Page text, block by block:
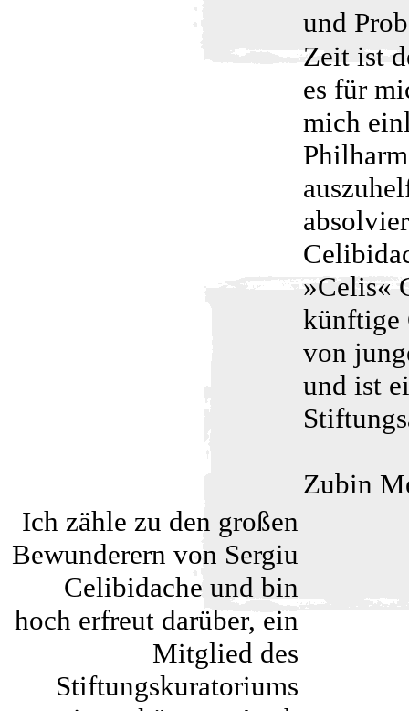
und
Zeit ist
es für
mich
»Celis«
künftige
von
und ist
Zubin
Ich zähle zu den großen
Bewunderern von Sergiu
Celibidache und bin
hoch erfreut darüber, ein
Mitglied des
Stiftungskuratoriums